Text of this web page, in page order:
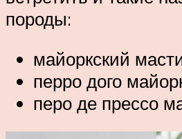
породы:
майоркский
перро дого
перо де прессо